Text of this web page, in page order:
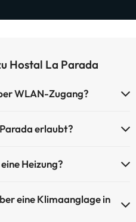
Hostal La Parada
WLAN-Zugang?
erlaubt?
Heizung?
eine Klimaanglage in